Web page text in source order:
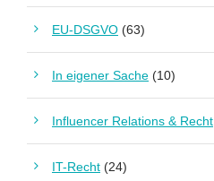
EU-DSGVO (63)
In eigener Sache (10)
Influencer Relations & Recht
IT-Recht (24)